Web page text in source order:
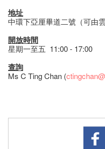
地址
中環下亞厘畢道二號（可由
開放時間
星期一至五 11:00 - 17:00
查詢
Ms C Ting Chan (